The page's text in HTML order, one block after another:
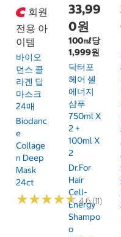
회원
전용 아
이템
바이오
던스 콜
라겐 딥
마스크
24매
Biodanc
E
Collage
N Deep
Mask
24ct
★★★★★
★★★★★4.6 (11)
33,99
0원
100㎖당
1,999원
닥터포
헤어 셀
에너지
샴푸
750ml X
2 +
100ml X
2
Dr.For
Hair
Cell-
Energy
Shampo
O